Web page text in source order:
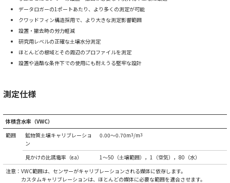
データロガーの1ポートあたり、より多くの測定が可能
クワッドフィン構造採用で、より大きな測定影響範囲
設置・撤去時の労力軽減
研究用レベルの正確な土壌水分測定
ほとんどの根域とその周辺のプロファイルを測定
設置や過酷な条件下での使用にも耐えうる堅牢な設計
測定仕様
体積含水率（VWC）
範囲
鉱物質土壌キャリブレーショ
ン
0.00～0.70m3/m3
見かけの比誘電率（εa）
1～50（土壌範囲），1（空気），80（水）
注意：VWC範囲は、センサーがキャリブレーションされる媒体に依存します。
カスタムキャリブレーションは、ほとんどの媒体に必要な範囲を適合させます。